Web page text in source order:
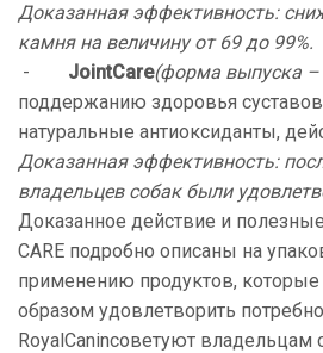
Доказанная эффективность:
камня на величину от 69 до 99%.
- JointCare(форма выпуска –
поддержанию здоровья
натуральные антиоксиданты,
Доказанная эффективность:
владельцев собак были
Доказанное действие и
CARE подробно описаны на
применению продуктов,
образом удовлетворить
RoyalCaninсоветуют владельцам